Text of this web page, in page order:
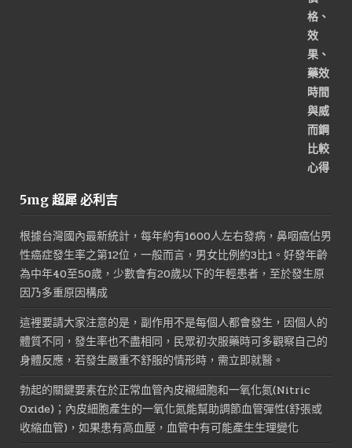
5mg 超犀 必利吉
根據台灣國內最新統計，每年約有1600人左右發病，鼻咽癌佔男
性癌症發生率之第12位，一般而言，男女比例約3比1。好發年齡
為中年40至50歲，少數會有20歲以下的年輕患者，至於發生原
因乃多重原因構成
這裡要請大家注意的是，副作用不是每個人都會發生，因個人的
體質不同，發生率也不盡相同，民眾初次服藥時可多觀察自己的
身體反應，若發生嚴重不舒服的情形時，需立即就醫。
勃起的關鍵要素在於正常血管內皮襯細胞和一氧化氮(Nitric
Oxide)；內皮細胞產生的一氧化氮能幫助調節血管彈性(舒張或
收縮血管)，如果患有高血壓，血管中有可能產生生理變化